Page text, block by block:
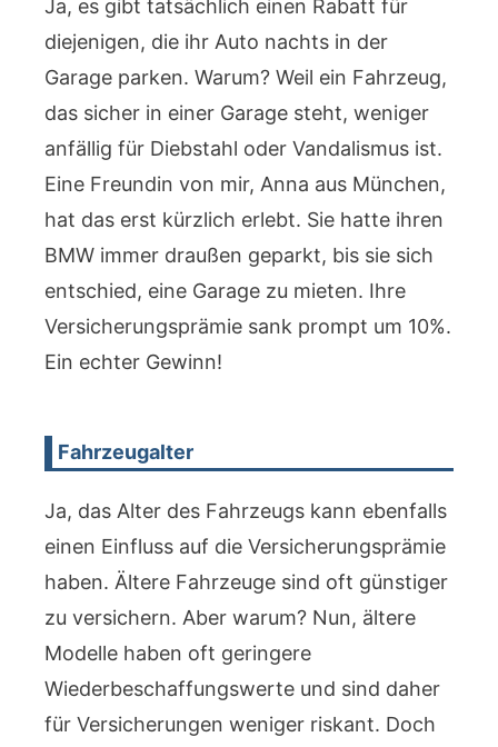
Ja, es gibt tatsächlich einen Rabatt für
diejenigen, die ihr Auto nachts in der
Garage parken. Warum? Weil ein Fahrzeug,
das sicher in einer Garage steht, weniger
anfällig für Diebstahl oder Vandalismus ist.
Eine Freundin von mir, Anna aus München,
hat das erst kürzlich erlebt. Sie hatte ihren
BMW immer draußen geparkt, bis sie sich
entschied, eine Garage zu mieten. Ihre
Versicherungsprämie sank prompt um 10%.
Ein echter Gewinn!
Fahrzeugalter
Ja, das Alter des Fahrzeugs kann ebenfalls
einen Einfluss auf die Versicherungsprämie
haben. Ältere Fahrzeuge sind oft günstiger
zu versichern. Aber warum? Nun, ältere
Modelle haben oft geringere
Wiederbeschaffungswerte und sind daher
für Versicherungen weniger riskant. Doch